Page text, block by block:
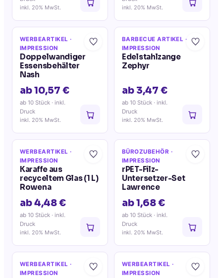
inkl. 20% MwSt.
inkl. 20% MwSt.
WERBEARTIKEL ·
IMPRESSION
Doppelwandiger
Essensbehälter
Nash
ab 10,57 €
ab 10 Stück · inkl.
Druck
inkl. 20% MwSt.
BARBECUE ARTIKEL ·
IMPRESSION
Edelstahlzange
Zephyr
ab 3,47 €
ab 10 Stück · inkl.
Druck
inkl. 20% MwSt.
WERBEARTIKEL ·
IMPRESSION
Karaffe aus
recyceltem Glas (1 L)
Rowena
ab 4,48 €
ab 10 Stück · inkl.
Druck
inkl. 20% MwSt.
BÜROZUBEHÖR ·
IMPRESSION
rPET-Filz-
Untersetzer-Set
Lawrence
ab 1,68 €
ab 10 Stück · inkl.
Druck
inkl. 20% MwSt.
WERBEARTIKEL ·
IMPRESSION
WERBEARTIKEL ·
IMPRESSION